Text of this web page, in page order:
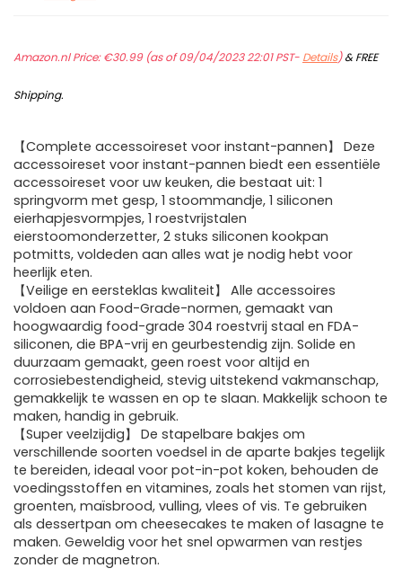
Amazon.nl Price:€30.99(as of 09/04/2023 22:01 PST- Details)&FREE
Shipping.
【Complete accessoireset voor instant-pannen】 Deze
accessoireset voor instant-pannen biedt een essentiële
accessoireset voor uw keuken, die bestaat uit: 1
springvorm met gesp, 1 stoommandje, 1 siliconen
eierhapjesvormpjes, 1 roestvrijstalen
eierstoomonderzetter, 2 stuks siliconen kookpan
potmitts, voldeden aan alles wat je nodig hebt voor
heerlijk eten.
【Veilige en eersteklas kwaliteit】 Alle accessoires
voldoen aan Food-Grade-normen, gemaakt van
hoogwaardig food-grade 304 roestvrij staal en FDA-
siliconen, die BPA-vrij en geurbestendig zijn. Solide en
duurzaam gemaakt, geen roest voor altijd en
corrosiebestendigheid, stevig uitstekend vakmanschap,
gemakkelijk te wassen en op te slaan. Makkelijk schoon te
maken, handig in gebruik.
【Super veelzijdig】 De stapelbare bakjes om
verschillende soorten voedsel in de aparte bakjes tegelijk
te bereiden, ideaal voor pot-in-pot koken, behouden de
voedingsstoffen en vitamines, zoals het stomen van rijst,
groenten, maïsbrood, vulling, vlees of vis. Te gebruiken
als dessertpan om cheesecakes te maken of lasagne te
maken. Geweldig voor het snel opwarmen van restjes
zonder de magnetron.